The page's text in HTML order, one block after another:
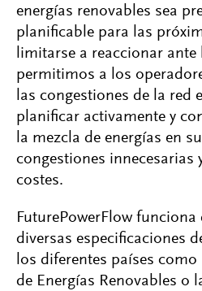
energías renovables sea
planificable para las
limitarse a reaccionar ante
permitimos a los
las congestiones de la red
planificar activamente y
la mezcla de energías en
congestiones innecesarias
costes.
FuturePowerFlow
diversas especificaciones
los diferentes países
de Energías Renovables o